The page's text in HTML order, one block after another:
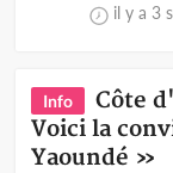
il y a 3
Info
Côte
Voici la
Yaoundé »